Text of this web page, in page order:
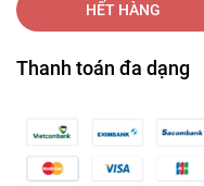
HẾT HÀNG
Thanh toán đa dạng